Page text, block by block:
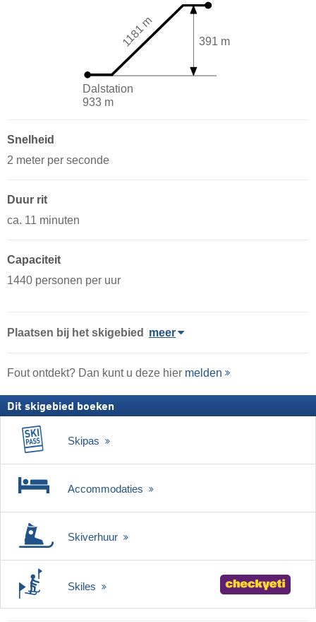
Dalstation
933 m
391 m
1181 m
Snelheid
2 meter per seconde
Duur rit
ca. 11 minuten
Capaciteit
1440 personen per uur
Plaatsen bij het skigebied meer
Fout ontdekt? Dan kunt u deze hier melden
Dit skigebied boeken
Skipas
Accommodaties
Skiverhuur
Skiles